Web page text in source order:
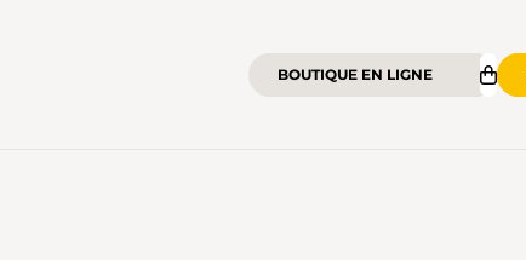
BOUTIQUE EN LIGNE